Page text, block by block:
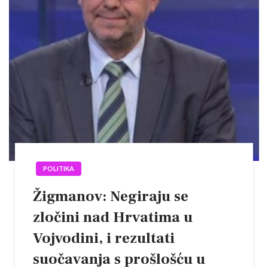
POLITIKA
Žigmanov: Negiraju se
zločini nad Hrvatima u
Vojvodini, i rezultati
suočavanja s prošlošću u